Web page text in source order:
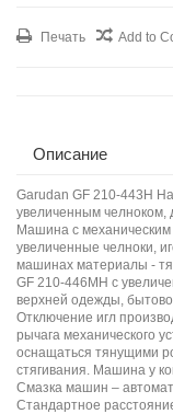
Печать Add to
Описание
Garudan GF 210-443H
увеличенным челноком,
Машина с
увеличенные челноки,
машинах материалы -
GF 210-446MH с
верхней одежды,
Отключение игл
рычага механического
оснащаться тянущими
стягивания. Машина у
Смазка машин –
Стандартное